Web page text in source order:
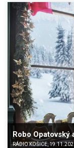
Robo Opatovský
RÁDIO KOŠICE,